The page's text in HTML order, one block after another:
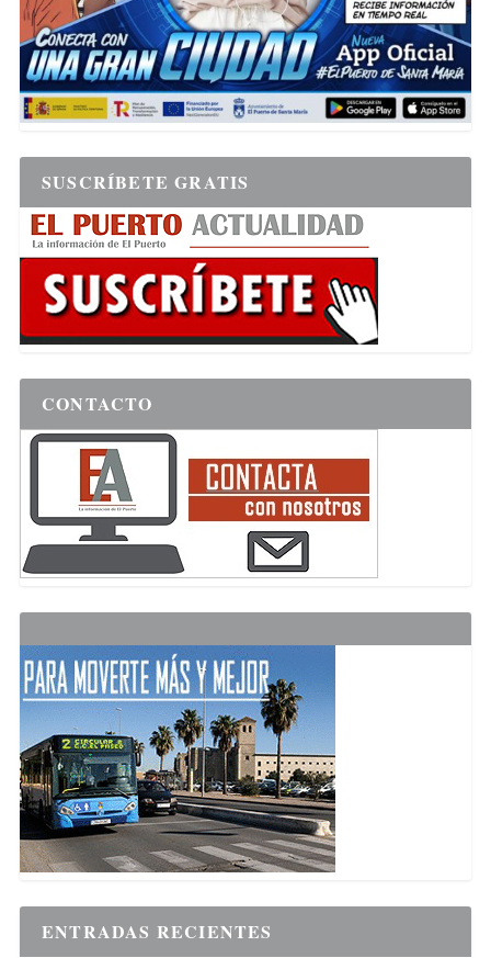
SUSCRÍBETE GRATIS
CONTACTO
ENTRADAS RECIENTES